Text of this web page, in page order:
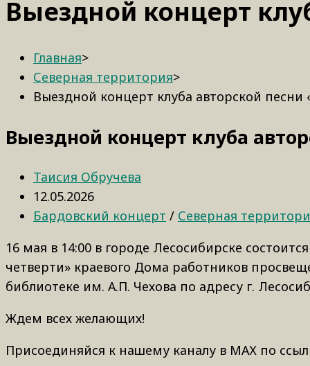
Выездной концерт
Главная>
Северная территория>
Выездной концерт клуба авторской песни
Выездной концерт клуба
Таисия Обручева
12.05.2026
Бардовский концерт / Северная
16 мая в 14:00 в городе Лесосибирске
четверти» краевого Дома работников
библиотеке им. А.П. Чехова по адресу г.
Ждем всех желающих!
Присоединяйся к нашему каналу в МАХ по